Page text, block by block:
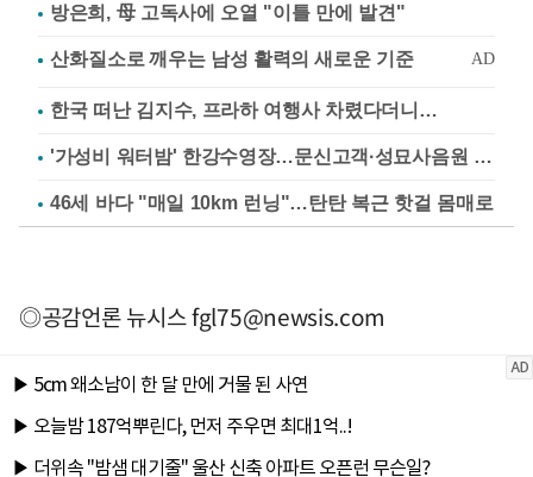
방은희, 母 고독사에 오열 "이틀 만에 발견"
한국 떠난 김지수, 프라하 여행사 차렸다더니…
'가성비 워터밤' 한강수영장…문신고객·성묘사음원 민원
46세 바다 "매일 10km 런닝"…탄탄 복근 핫걸 몸매로
◎공감언론 뉴시스fgl75@newsis.com